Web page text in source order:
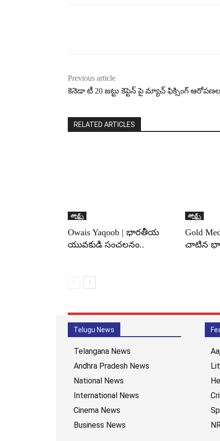
Previous article
కెనెడా టీ 20 జట్టు కెప్టెన్ పై మ్యాచ్ ఫిక్సింగ్
RELATED ARTICLES
స్పోర్ట్స్
Owais Yaqoob | భారతీయ
యువకుడి సంచలనం..
స్పోర్ట్స్
Gold
చాటిన
Telugu News
Telangana News
Andhra Pradesh News
National News
International News
Cinema News
Business News